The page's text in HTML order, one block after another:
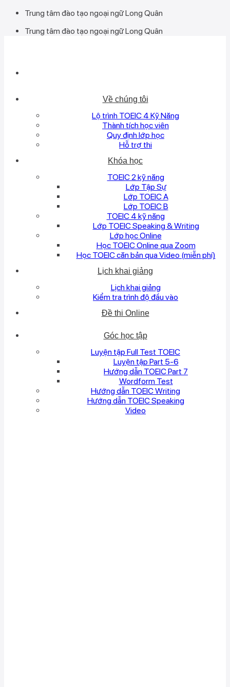
Trung tâm đào tạo ngoại ngữ Long Quân
Trung tâm đào tạo ngoại ngữ Long Quân
Về chúng tôi
Lộ trình TOEIC 4 Kỹ Năng
Thành tích học viên
Quy định lớp học
Hỗ trợ thi
Khóa học
TOEIC 2 kỹ năng
Lớp Tập Sự
Lớp TOEIC A
Lớp TOEIC B
TOEIC 4 kỹ năng
Lớp TOEIC Speaking & Writing
Lớp học Online
Học TOEIC Online qua Zoom
Học TOEIC căn bản qua Video (miễn phí)
Lịch khai giảng
Lịch khai giảng
Kiểm tra trình độ đầu vào
Đề thi Online
Góc học tập
Luyện tập Full Test TOEIC
Luyện tập Part 5-6
Hướng dẫn TOEIC Part 7
Wordform Test
Hướng dẫn TOEIC Writing
Hướng dẫn TOEIC Speaking
Video